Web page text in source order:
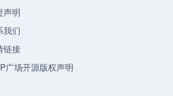
声明
我们
链接
广场开源版权声明